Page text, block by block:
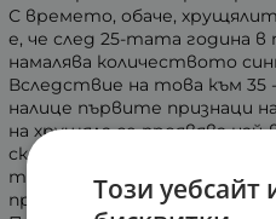
С времето, обаче,
е, че след 25-тата година в
намалява количеството
Вследствие на това към 35
налице първите признаци
на хрущяла се проявява
скованост, болка, намалена
т.нар. "хрускане" при
при заседяване и по-
Този уебсайт